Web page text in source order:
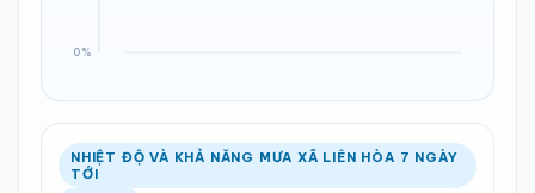
NHIỆT ĐỘ VÀ KHẢ NĂNG MƯA XÃ LIÊN HÒA 7 NGÀY
TỚI